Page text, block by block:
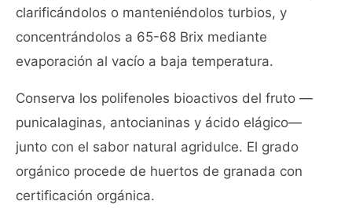
clarificándolos o manteniéndolos turbios, y
concentrándolos a 65-68 Brix mediante
evaporación al vacío a baja temperatura.
Conserva los polifenoles bioactivos del fruto —
punicalaginas, antocianinas y ácido elágico—
junto con el sabor natural agridulce. El grado
orgánico procede de huertos de granada con
certificación orgánica.